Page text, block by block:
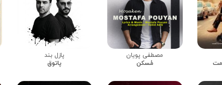
مصطفی پویان
مُسکن
پازل بند
پاتوق